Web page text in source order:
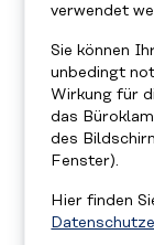
verwendet
Sie können
unbedingt
Wirkung für
das
des
Fenster).
Hier finden